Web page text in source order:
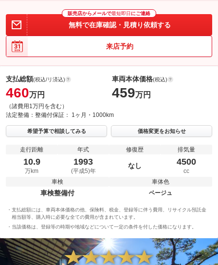
販売店からメールで最短即日 にご連絡
無料で在庫確認・見積り依頼する
来店予約
支払総額(税込/リ済込)
460万円
（諸費用1万円を含む）
車両本体価格(税込)
459万円
法定整備： 整備付保証： 1ヶ月・1000km
希望予算で相談してみる 価格変更をお知らせ
走行距離
10.9
万km
年式
1993
(平成5)年
修復歴
なし
排気量
4500
cc
車検
車検整備付
車体色
ベージュ
支払総額には、車両本体価格の他、保険料、税金、登録等に伴う費用、リサイクル預託金
相当額等、購入時に必要な全ての費用が含まれています。
当該価格は、登録等の時期や地域などについて一定の条件を付した価格になります。